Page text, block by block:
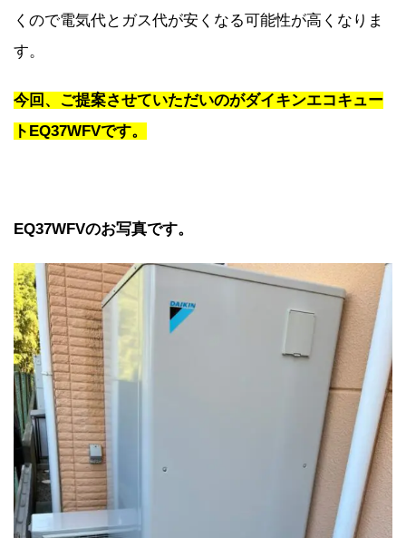
くので電気代とガス代が安くなる可能性が高くなりま
す。
今回、ご提案させていただいのがダイキンエコキュー
トEQ37WFVです。
EQ37WFVのお写真です。